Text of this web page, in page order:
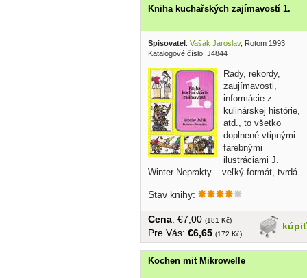
Kniha kuchařských zajímavostí 1.
Spisovatel : Vašák Jaroslav, Rotom 1993
Katalogové číslo: J4844
Rady, rekordy,
zaujímavosti,
informácie z
kulinárskej histórie,
atd., to všetko
doplnené vtipnými
farebnými
ilustráciami J.
Winter-Neprakty... veľký formát, tvrdá...
Stav knihy:
kúpiť
Cena: €7,00 (181 Kč)
Pre Vás: €6,65 (172 Kč)
Kochen mit Mikrowelle